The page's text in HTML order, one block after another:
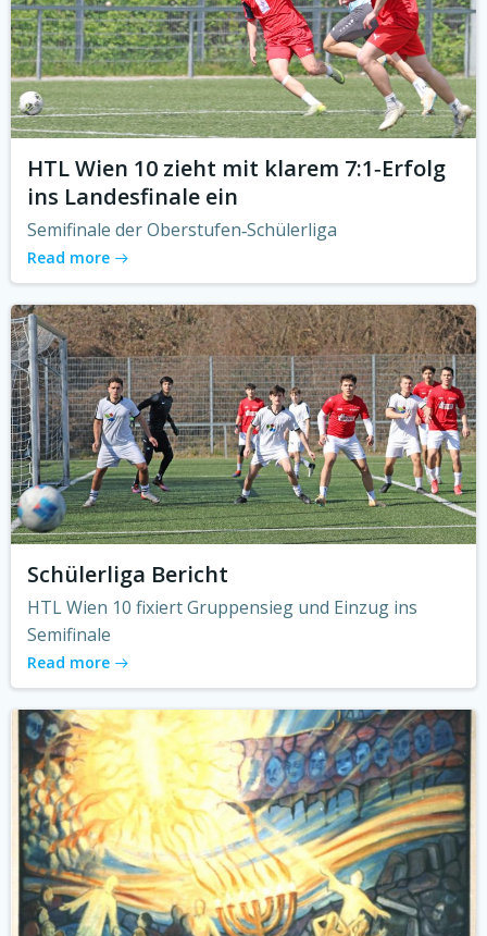
HTL Wien 10 zieht mit klarem 7:1‑Erfolg
ins Landesfinale ein
Semifinale der Oberstufen‑Schülerliga
Read more
Schülerliga Bericht
HTL Wien 10 fixiert Gruppensieg und Einzug ins
Semifinale
Read more